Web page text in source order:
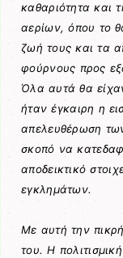
καθαριότητα και
αερίων, όπου το
ζωή τους και τα
φούρνους προς
Όλα αυτά θα
ήταν έγκαιρη η
απελευθέρωση
σκοπό να
αποδεικτικό
εγκλημάτων.
Με αυτή την
του. Η